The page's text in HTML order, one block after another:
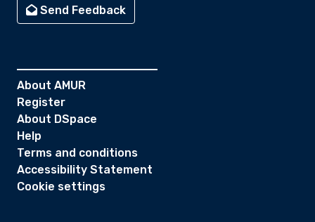
Send Feedback
About AMUR
Register
About DSpace
Help
Terms and conditions
Accessibility Statement
Cookie settings